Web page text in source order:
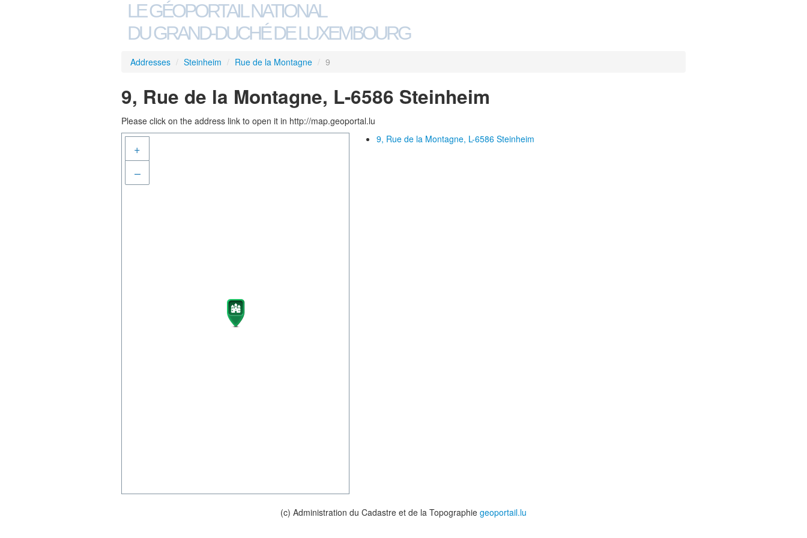
LE GÉOPORTAIL NATIONAL
DU GRAND-DUCHÉ DE LUXEMBOURG
Addresses / Steinheim / Rue de la Montagne / 9
9, Rue de la Montagne, L-6586 Steinheim
Please click on the address link to open it in http://map.geoportal.lu
+
–
9, Rue de la Montagne, L-6586 Steinheim
(c) Administration du Cadastre et de la Topographie geoportail.lu